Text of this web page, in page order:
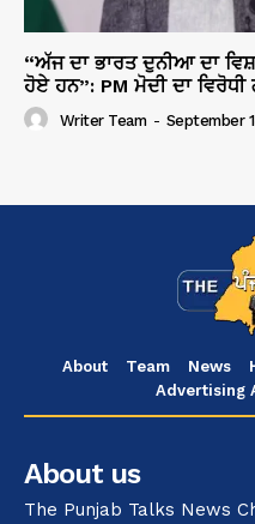
“ਅੱਜ ਦਾ ਭਾਰਤ ਦੁਨੀਆ ਦਾ
ਹੋਏ ਹਨ”: PM ਮੋਦੀ ਦਾ
Writer Team - September
About Team News
Advertising
About us
The Punjab Talks News